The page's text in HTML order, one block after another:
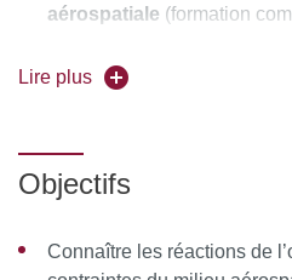
aérospatiale (formation
DUC221 Parcours
(formation partielle)
Forme de l’enseignement :
Volume horaire :
Lire plus
Objectifs
Connaître les réactions de